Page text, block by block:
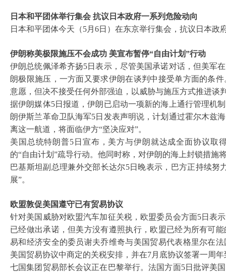
日本和平团体举行集会 抗议日本政府一系列危险动向
日本和平团体今天（5月6日）在东京举行集会，抗议日本政
伊朗称美极限施压不会成功 美宣布暂停“自由计划”行动
伊朗总统佩泽希齐扬5日表示，尽管美国承诺对话，但美军
朗极限施压，一方面又要求伊朗在谈判中接受单方面的条
意愿，但决不接受任何外部强迫，以威胁与施压方式推进谈
据伊朗媒体5日报道，伊朗已启动一项新的海上通行管理机
朗伊斯兰革命卫队海军5日发表声明说，计划通过霍尔木兹
离这一航道，将面临伊方“坚决应对”。
美国总统特朗普5日宣布，美方与伊朗就达成全面协议取
的“自由计划”疏导行动。他同时称，对伊朗的海上封锁措施
巴基斯坦副总理兼外交部长达尔5日晚表示，巴方正持续努
展”。
欧盟敦促美国遵守已有贸易协议
针对美国威胁对欧盟汽车加征关税，欧盟委员会方面5日表
已经做出承诺，但美方没有遵照执行，欧盟已经为所有可
易和经济安全的委员谢夫乔维奇与美国贸易代表格里尔在
美国贸易协议中商定的关税安排，并在7月底协议签署一周
七国集团贸易部长会议正在巴黎举行。法国方面5日批评美